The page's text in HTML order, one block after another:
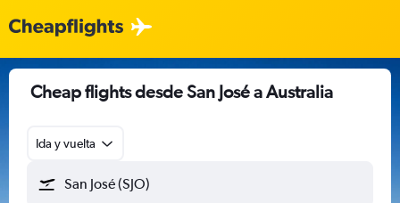
Cheap flights desde San José a Australia
Ida y vuelta
San José (SJO)